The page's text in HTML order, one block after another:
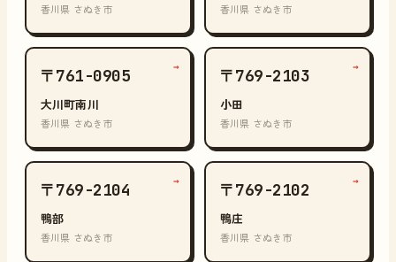
香川県 さぬき市 香川県 さぬき市
〒761-0905
大川町南川
香川県 さぬき市
→ 〒769-2103
小田
香川県 さぬき市
→
〒769-2104
鴨部
香川県 さぬき市
→ 〒769-2102
鴨庄
香川県 さぬき市
→